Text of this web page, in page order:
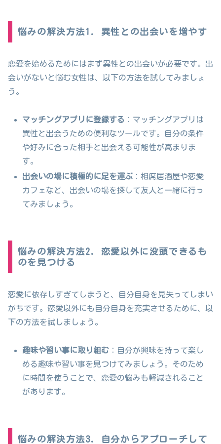
悩みの解決方法1. 異性との出会いを増やす
恋愛を始めるためにはまず異性との出会いが必要です。出
会いがないと悩む女性は、以下の方法を試してみましょ
う。
マッチングアプリに登録する ：マッチングアプリは
異性と出会うための便利なツールです。自分の条件
や好みに合った相手と出会える可能性が高まりま
す。
出会いの場に積極的に足を運ぶ ：相席居酒屋や恋愛
カフェなど、出会いの場を探して友人と一緒に行っ
てみましょう。
悩みの解決方法2. 恋愛以外に没頭できるも
のを見つける
恋愛に依存しすぎてしまうと、自分自身を見失ってしまい
がちです。恋愛以外にも自分自身を充実させるために、以
下の方法を試しましょう。
趣味や習い事に取り組む ：自分が興味を持って楽し
める趣味や習い事を見つけてみましょう。そのため
に時間を使うことで、恋愛の悩みも軽減されること
があります。
悩みの解決方法3. 自分からアプローチして